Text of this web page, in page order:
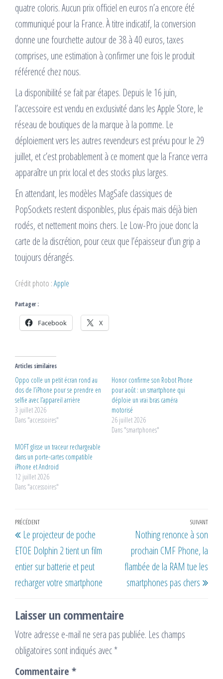
quatre coloris. Aucun prix officiel en euros n’a encore été
communiqué pour la France. À titre indicatif, la conversion
donne une fourchette autour de 38 à 40 euros, taxes
comprises, une estimation à confirmer une fois le produit
référencé chez nous.
La disponibilité se fait par étapes. Depuis le 16 juin,
l’accessoire est vendu en exclusivité dans les Apple Store, le
réseau de boutiques de la marque à la pomme. Le
déploiement vers les autres revendeurs est prévu pour le 29
juillet, et c’est probablement à ce moment que la France verra
apparaître un prix local et des stocks plus larges.
En attendant, les modèles MagSafe classiques de
PopSockets restent disponibles, plus épais mais déjà bien
rodés, et nettement moins chers. Le Low-Pro joue donc la
carte de la discrétion, pour ceux que l’épaisseur d’un grip a
toujours dérangés.
Crédit photo :Apple
Partager :
Facebook X
Articles similaires
Oppo colle un petit écran rond au
dos de l’iPhone pour se prendre en
selfie avec l’appareil arrière
3 juillet 2026
Dans "accessoires"
Honor confirme son Robot Phone
pour août : un smartphone qui
déploie un vrai bras caméra
motorisé
26 juillet 2026
Dans "smartphones"
MOFT glisse un traceur rechargeable
dans un porte-cartes compatible
iPhone et Android
12 juillet 2026
Dans "accessoires"
Navigation
de
l’article
Article
précédent
PRÉCÉDENT
Le projecteur de poche
ETOE Dolphin 2 tient un film
entier sur batterie et peut
recharger votre smartphone
SUIVANT
Nothing renonce à son
prochain CMF Phone, la
flambée de la RAM tue les
smartphones pas chers
Laisser un commentaire
Votre adresse e-mail ne sera pas publiée. Les champs
obligatoires sont indiqués avec*
Commentaire *